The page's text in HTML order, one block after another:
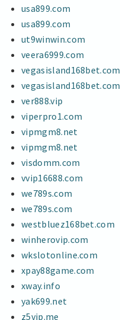
usa899.com
usa899.com
ut9winwin.com
veera6999.com
vegasisland168bet.com
vegasisland168bet.com
ver888.vip
viperpro1.com
vipmgm8.net
vipmgm8.net
visdomm.com
vvip16688.com
we789s.com
we789s.com
westbluez168bet.com
winherovip.com
wkslotonline.com
xpay88game.com
xway.info
yak699.net
z5vip.me